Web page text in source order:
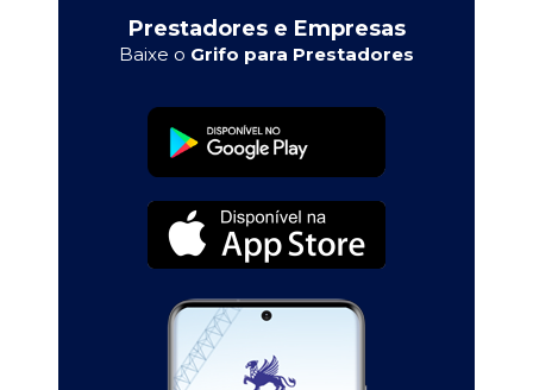
Prestadores e Empresas
Baixe o Grifo para Prestadores